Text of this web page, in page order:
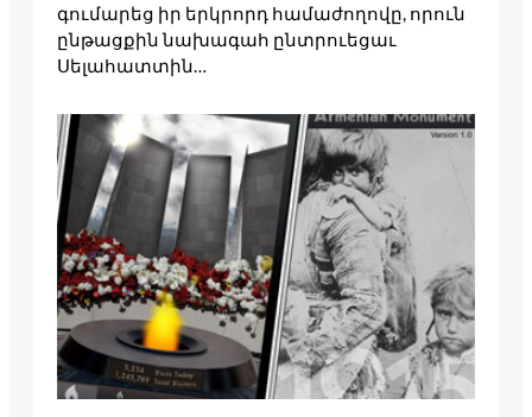
գումարեց իր երկրորդ համաժողովը, որուն
ընթացքին նախագահ ընտրուեցաւ
Սելահատտին…